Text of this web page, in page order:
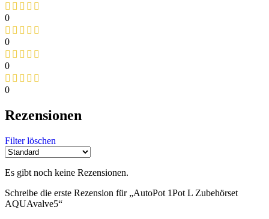
0
0
0
0
Rezensionen
Filter löschen
Es gibt noch keine Rezensionen.
Schreibe die erste Rezension für „AutoPot 1Pot L Zubehörset
AQUAvalve5“